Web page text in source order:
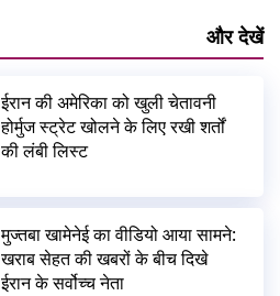
और देखें
ईरान की अमेरिका को खुली चेतावनी
होर्मुज स्ट्रेट खोलने के लिए रखी शर्तों
की लंबी लिस्ट
मुज्तबा खामेनेई का वीडियो आया सामने:
खराब सेहत की खबरों के बीच दिखे
ईरान के सर्वोच्च नेता